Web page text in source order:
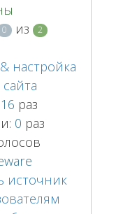
0 из 2
настройка
16 раз
0 раз
источник